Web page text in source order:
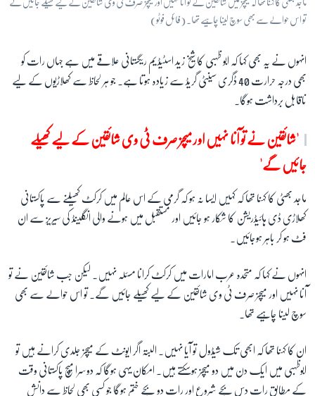
ماجد بھٹی کا کہنا تھا کہ میچز میں شائقین نے تو آنا نہیں اور میچز صرف ٹی وی شائقین کے لیے کھیلے جائیں گے
تو اس حوالے سے بھی سوچ لینا چاہیے تھا۔ (فائل فوٹو)
انہوں نے یہ بھی کہا کہ ابو ظہبی کا شیخ زید اسٹیڈیم ریگستانی علاقے میں ہے جہاں رات کو
بھی درجہ حرارت 40 ڈگری سینٹی گریڈ سے زیادہ ہوتا ہے۔ جو ہر لحاظ سے کھلاڑیوں کے لیے
ناقابل برداشت ہوگا۔
'شائقین نے تو آنا نہیں اور میچز صرف ٹی وی شائقین کے لیے کھیلے
جائیں گے'
ماجد بھٹی کا کہنا تھا کہ کہیں ایسا نہ ہو کہ گرمی کے اس عالم میں کرکٹ کھیلنے سے پاکستانی
کھلاڑی ڈی ہائیڈریشن کا شکار ہو جائیں اور مستقبل میں ہونے والی انگلینڈ کی سیریز سے ان
فٹ ہو کر باہر ہوجائیں۔
انہوں نے کہا کہ متحدہ عرب امارات میں کرکٹ کرانا مسئلہ نہیں۔ لیکن جب شائقین نے تو
آنا نہیں اور میچز صرف ٹی وی شائقین کے لیے کھیلے جائیں گے۔ تو اس حوالے سے بھی
سوچ لینا چاہیے تھا۔
ان کا کہنا تھا کہ ابھی تک شیڈول تو آیا نہیں۔ البتہ اگر ایونٹ کے میچز جلدی کرانے ہیں تو
ابوظہبی میں ایک دن میں دو میچز ہوسکتے ہیں۔ امکان یہی ہوگا کہ دوسرا میچ پاکستانی وقت
کے مطابق رات دس بجے شروع اور رات دو بجے ختم ہوگا جو کسی بھی لحاظ سے دانش